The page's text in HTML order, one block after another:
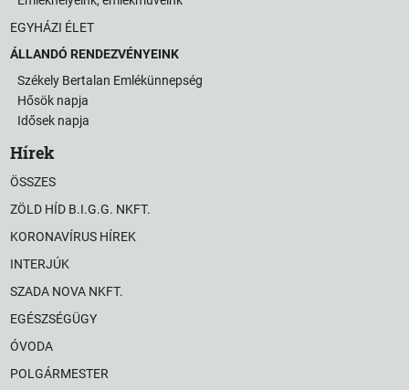
EGYHÁZI ÉLET
ÁLLANDÓ RENDEZVÉNYEINK
Székely Bertalan Emlékünnepség
Hősök napja
Idősek napja
Hírek
ÖSSZES
ZÖLD HÍD B.I.G.G. NKFT.
KORONAVÍRUS HÍREK
INTERJÚK
SZADA NOVA NKFT.
EGÉSZSÉGÜGY
ÓVODA
POLGÁRMESTER